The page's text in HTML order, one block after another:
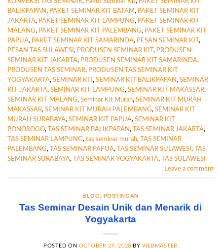
BALIKPAPAN, PAKET SEMINAR KIT BATAM, PAKET SEMINAR KIT
JAKARTA, PAKET SEMINAR KIT LAMPUNG, PAKET SEMINAR KIT
MALANG, PAKET SEMINAR KIT PALEMBANG, PAKET SEMINAR KIT
PAPUA, PAKET SEMINAR KIT SAMARINDA, PESAN SEMINAR KIT ,
PESAN TAS SULAWESI , PRODUSEN SEMINAR KIT , PRODUSEN
SEMINAR KIT JAKARTA, PRODUSEN SEMINAR KIT SAMARINDA,
PRODUSEN TAS SEMINAR, PRODUSEN TAS SEMINAR KIT
YOGYAKARTA, SEMINAR KIT , SEMINAR KIT BALIKPAPAN, SEMINAR
KIT JAKARTA, SEMINAR KIT LAMPUNG, SEMINAR KIT MAKASSAR,
SEMINAR KIT MALANG, Seminar Kit Murah, SEMINAR KIT MURAH
MAKASSAR, SEMINAR KIT MURAH PALEMBANG, SEMINAR KIT
MURAH SURABAYA, SEMINAR KIT PAPUA, SEMINAR KIT
PONOROGO, TAS SEMINAR BALIKPAPAN, TAS SEMINAR JAKARTA,
TAS SEMINAR LAMPUNG, tas seminar murah,
TAS SEMINAR
PALEMBANG, TAS SEMINAR PAPUA, TAS SEMINAR SULAWESI ,
TAS
SEMINAR SURABAYA, TAS SEMINAR YOGYAKARTA,
TAS SULAWESI
Leave a comment
BLOG, POSTINGAN
Tas Seminar Desain Unik dan Menarik di
Yogyakarta
POSTED ON OCTOBER 29, 2020 BY WEBMASTER